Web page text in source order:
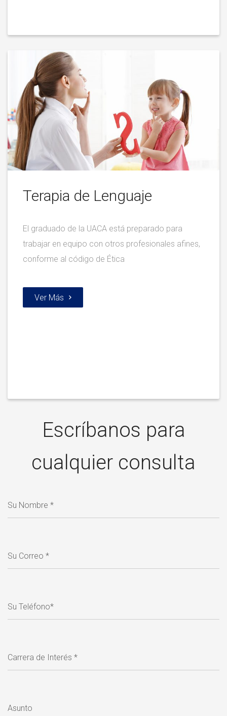
Terapia de Lenguaje
El graduado de la UACA está preparado para
trabajar en equipo con otros profesionales afines,
conforme al código de Ética
Ver Más
Escríbanos para
cualquier consulta
Su Nombre *
Su Correo *
Su Teléfono*
Carrera de Interés *
Asunto